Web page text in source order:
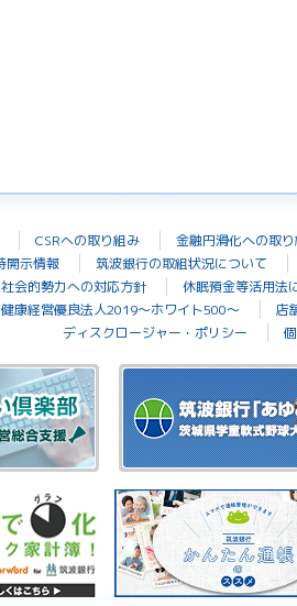
CSRへの取り組み
金融円滑化への取
開示情報
筑波銀行の取組状況について
会的勢力への対応方針
休眠預金等活用法
健康経営優良法人2019～ホワイト500～
店
ディスクロージャー・ポリシー